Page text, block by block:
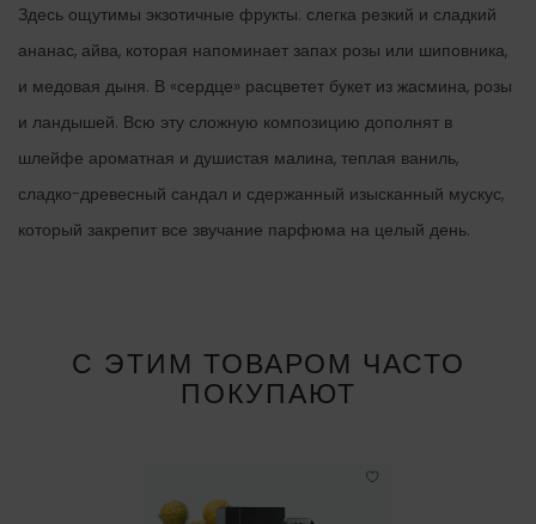
Здесь ощутимы экзотичные фрукты: слегка резкий и сладкий
ананас, айва, которая напоминает запах розы или шиповника,
и медовая дыня. В «сердце» расцветет букет из жасмина, розы
и ландышей. Всю эту сложную композицию дополнят в
шлейфе ароматная и душистая малина, теплая ваниль,
сладко-древесный сандал и сдержанный изысканный мускус,
который закрепит все звучание парфюма на целый день.
С ЭТИМ ТОВАРОМ ЧАСТО
ПОКУПАЮТ